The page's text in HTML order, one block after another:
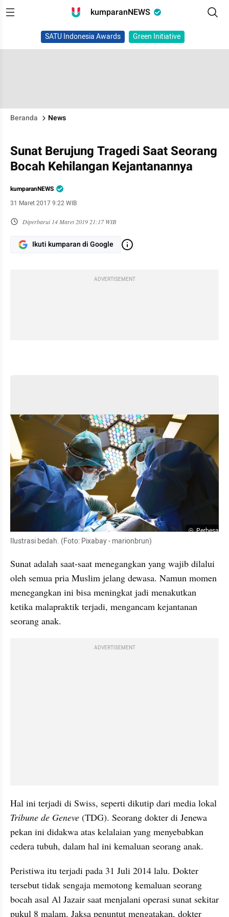
kumparanNEWS
SATU Indonesia Awards Green Initiative
Beranda News
Sunat Berujung Tragedi Saat Seorang
Bocah Kehilangan Kejantanannya
kumparanNEWS
31 Maret 2017 9:22 WIB
Diperbarui 14 Maret 2019 21:17 WIB
Ikuti kumparan di Google
ADVERTISEMENT
Perbesar
Ilustrasi bedah. (Foto: Pixabay - marionbrun)
Sunat adalah saat-saat menegangkan yang wajib dilalui
oleh semua pria Muslim jelang dewasa. Namun momen
menegangkan ini bisa meningkat jadi menakutkan
ketika malapraktik terjadi, mengancam kejantanan
seorang anak.
ADVERTISEMENT
Tribune de Geneve (TDG). Seorang dokter di Jenewa
pekan ini didakwa atas kelalaian yang menyebabkan
cedera tubuh, dalam hal ini kemaluan seorang anak.
Peristiwa itu terjadi pada 31 Juli 2014 lalu. Dokter
tersebut tidak sengaja memotong kemaluan seorang
bocah asal Al Jazair saat menjalani operasi sunat sekitar
pukul 8 malam. Jaksa penuntut mengatakan, dokter